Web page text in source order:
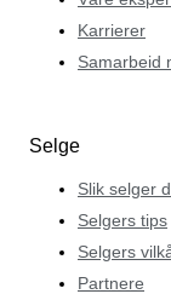
Karrierer
Samarbeid
Selge
Slik selger
Selgers tips
Selgers
Partnere